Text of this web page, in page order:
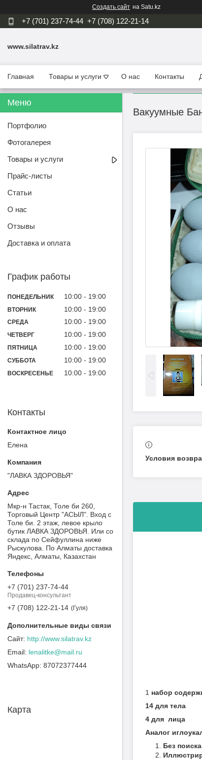
Создать сайт на Satu.kz
+7 (701) 237-74-44 +7 (708) 122-21-14
www.silatrav.kz
Главная Товары и услуги О нас Контакты
Вакуумные
1 набор
14 для тела
4 для лица
Аналог
Без
Портфолио
Фотогалерея
Товары и услуги
Прайс-листы
Статьи
О нас
Отзывы
Доставка и оплата
График работы
ПОНЕДЕЛЬНИК 10:00 19:00
ВТОРНИК 10:00 19:00
СРЕДА 10:00 19:00
ЧЕТВЕРГ 10:00 19:00
ПЯТНИЦА 10:00 19:00
СУББОТА 10:00 19:00
ВОСКРЕСЕНЬЕ 10:00 19:00
Контакты
Елена
"ЛАВКА ЗДОРОВЬЯ"
Мкр-н Тастак, Толе би 260,
Торговый Центр "АСЫЛ". Вход с
Толе би. 2 этаж, левое крыло
бутик ЛАВКА ЗДОРОВЬЯ. Или со
склада по Сейфуллина ниже
Рыскулова. По Алматы доставка
Яндекс, Алматы, Казахстан
+7 (701) 237-74-44
Продавец-консультант
+7 (708) 122-21-14 Гуля
http://www.silatrav.kz
lenalitke@mail.ru
87072377444
Карта